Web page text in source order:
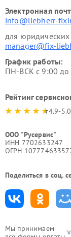
Мы принимаем
Электронная
info@liebherr-
для
manager@fix-
График работы:
ПН-ВСК с 9:00 до
Рейтинг
4.9-5.0
ООО "Русервис"
ИНН 7702633247
ОГРН
Поделиться в соц.